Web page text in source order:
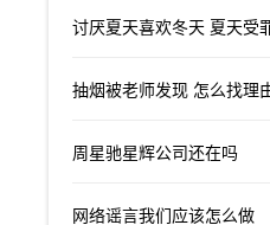
讨厌夏天喜欢冬天 夏天受
抽烟被老师发现 怎么找理
周星驰星辉公司还在吗
网络谣言我们应该怎么做